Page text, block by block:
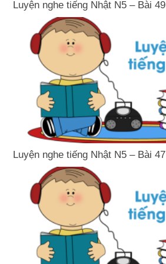
Luyện nghe tiếng Nhật N5 – Bài 49
Luyện nghe tiếng Nhật N5 – Bài 47